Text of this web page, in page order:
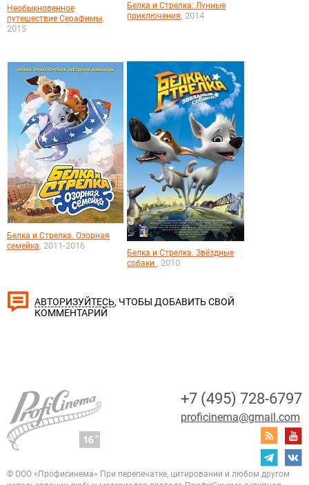
Необыкновенное
путешествие Серафимы,
2015
Белка и Стрелка: Лунные
приключения, 2014
Белка и Стрелка. Озорная
семейка, 2011-2016
Белка и Стрелка. Звёздные
собаки , 2010
АВТОРИЗУЙТЕСЬ, ЧТОБЫ ДОБАВИТЬ СВОЙ
КОММЕНТАРИЙ
+7 (495) 728-6797
proficinema@gmail.com
© ООО «Профисинема» При перепечатке, цитировании и любом другом